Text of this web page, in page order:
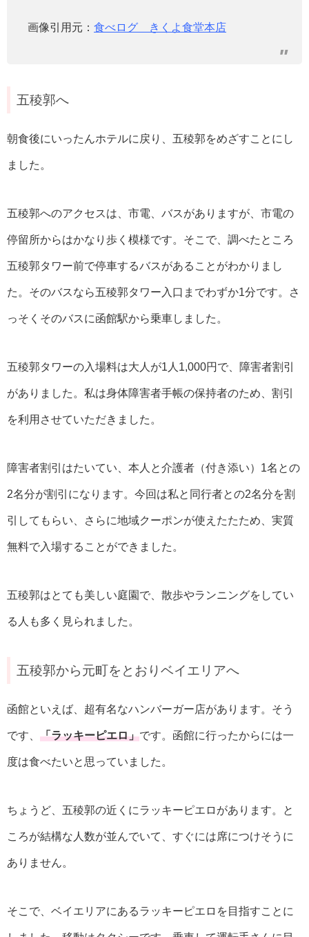
画像引用元： 食べログ きくよ食堂本店
五稜郭へ
朝食後にいったんホテルに戻り、五稜郭をめざすことにし
ました。
五稜郭へのアクセスは、市電、バスがありますが、市電の
停留所からはかなり歩く模様です。そこで、調べたところ
五稜郭タワー前で停車するバスがあることがわかりまし
た。そのバスなら五稜郭タワー入口までわずか1分です。さ
っそくそのバスに函館駅から乗車しました。
五稜郭タワーの入場料は大人が1人1,000円で、障害者割引
がありました。私は身体障害者手帳の保持者のため、割引
を利用させていただきました。
障害者割引はたいてい、本人と介護者（付き添い）1名との
2名分が割引になります。今回は私と同行者との2名分を割
引してもらい、さらに地域クーポンが使えたたため、実質
無料で入場することができました。
五稜郭はとても美しい庭園で、散歩やランニングをしてい
る人も多く見られました。
五稜郭から元町をとおりベイエリアへ
函館といえば、超有名なハンバーガー店があります。そう
です、 「ラッキーピエロ」です。函館に行ったからには一
度は食べたいと思っていました。
ちょうど、五稜郭の近くにラッキーピエロがあります。と
ころが結構な人数が並んでいて、すぐには席につけそうに
ありません。
そこで、ベイエリアにあるラッキーピエロを目指すことに